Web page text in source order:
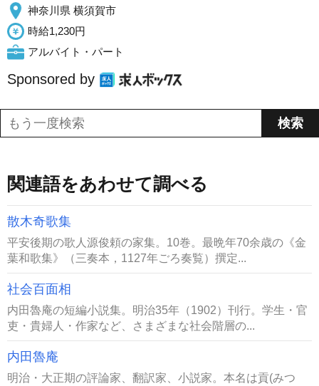
神奈川県 横須賀市
時給1,230円
アルバイト・パート
Sponsored by
関連語をあわせて調べる
散木奇歌集
平安後期の歌人源俊頼の家集。10巻。最晩年70余歳の《金
葉和歌集》（三奏本，1127年ごろ奏覧）撰定...
社会百面相
内田魯庵の短編小説集。明治35年（1902）刊行。学生・官
吏・貴婦人・作家など、さまざまな社会階層の...
内田魯庵
明治・大正期の評論家、翻訳家、小説家。本名は貢(みつ